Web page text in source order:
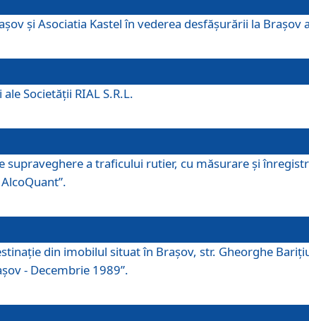
și Asociatia Kastel în vederea desfăşurării la Brașov
Societăţii RIAL S.R.L.
supraveghere a traficului rutier, cu măsurare și
din imobilul situat în Braşov, str. Gheorghe
- Decembrie 1989”.